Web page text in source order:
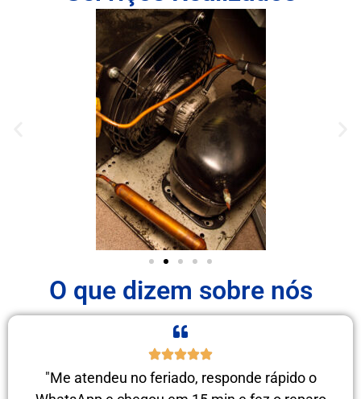
O que dizem sobre nós
"Me atendeu no feriado, responde rápido o